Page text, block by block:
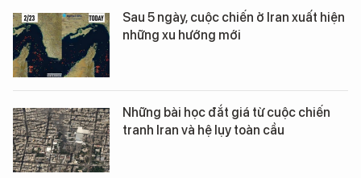
Sau 5 ngày, cuộc chiến ở Iran xuất hiện
những xu hướng mới
Những bài học đắt giá từ cuộc chiến
tranh Iran và hệ lụy toàn cầu